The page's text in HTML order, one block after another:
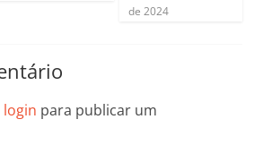
de 2024
login para publicar um